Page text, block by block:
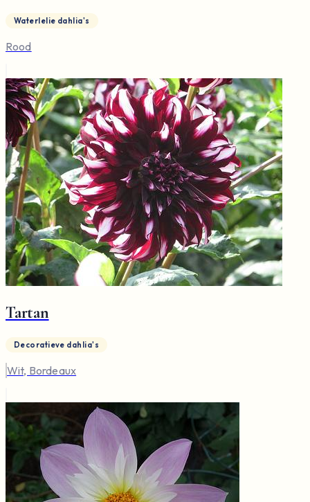
Waterlelie dahlia's
Rood
Tartan
Decoratieve dahlia's
Wit, Bordeaux